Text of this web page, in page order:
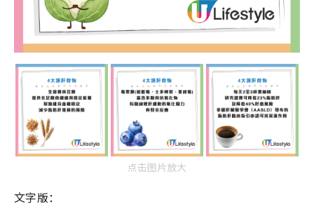
点击图片放大
文字版：